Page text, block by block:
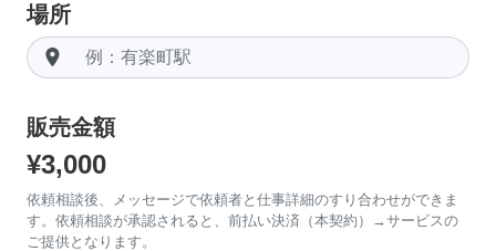
場所
room
販売金額
¥3,000
依頼相談後、メッセージで依頼者と仕事詳細のすり合わせができま
す。依頼相談が承認されると、前払い決済（本契約）→サービスの
ご提供となります。